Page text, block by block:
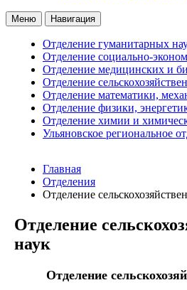
Меню Навигация
Отделение гуманитарных
Отделение социально-
Отделение медицинских и
Отделение
Отделение математики,
Отделение физики,
Отделение химии и
Ульяновское региональное
Главная
Отделения
Отделение
Отделение
наук
Отделение